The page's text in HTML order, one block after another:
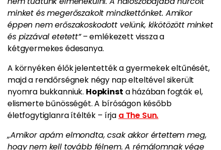
minket és megerőszakolt mindkettőnket. Amikor
éppen nem erőszakoskodott velünk, kikötözött minket
és pizzával etetett”– emlékezett vissza a
kétgyermekes édesanya.
A környéken élők jelentették a gyermekek eltűnését,
majd a rendőrségnek négy nap elteltével sikerült
nyomra bukkanniuk. Hopkinst a házában fogták el,
elismerte bűnösségét. A bíróságon később
életfogytiglanra ítélték – írja a The Sun.
„Amikor apám elmondta, csak akkor értettem meg,
hogy nem kell tovább félnem. A rémálomnak vége